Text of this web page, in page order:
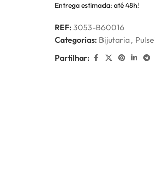
Entrega estimada: até 48h!
REF: 3053-B60016
Categorias: Bijutaria,
Partilhar: